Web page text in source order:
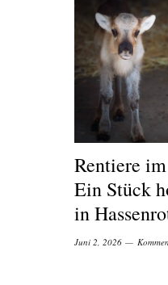
Rentiere
Ein Stück
in
Juni 2, 2026